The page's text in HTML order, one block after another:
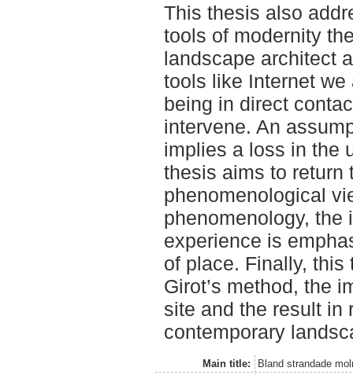
This thesis also
tools of modernity
landscape architect
tools like Internet
being in direct
intervene. An
implies a loss in the
thesis aims to return
phenomenological
phenomenology, the
experience is
of place. Finally,
Girot’s method, the
site and the result in
contemporary
Main title:
Bland strandade